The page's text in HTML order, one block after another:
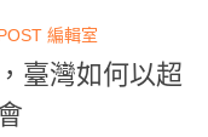
編輯室
臺灣如何以超